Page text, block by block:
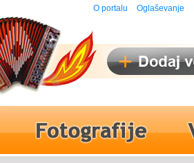
O portalu Oglaševanje